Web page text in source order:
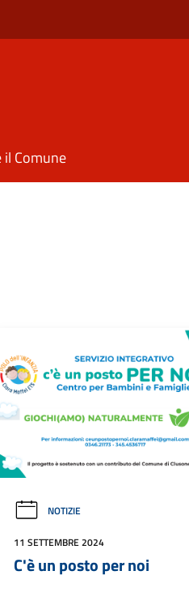
il Comune
NOTIZIE
11 SETTEMBRE 2024
C'è un posto per noi